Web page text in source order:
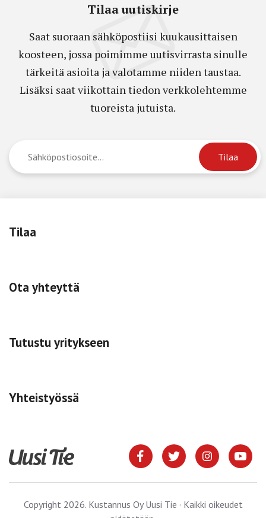
Tilaa uutiskirje
Saat suoraan sähköpostiisi kuukausittaisen
koosteen, jossa poimimme uutisvirrasta sinulle
tärkeitä asioita ja valotamme niiden taustaa.
Lisäksi saat viikottain tiedon verkkolehtemme
tuoreista jutuista.
Tilaa
Ota yhteyttä
Tutustu yritykseen
Yhteistyössä
Copyright 2026. Kustannus Oy Uusi Tie · Kaikki oikeudet